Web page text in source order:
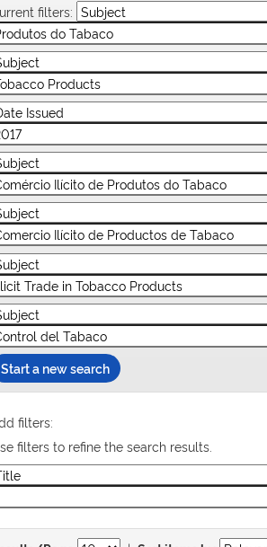
filters:
Start a new search
filters:
filters to refine the search results.